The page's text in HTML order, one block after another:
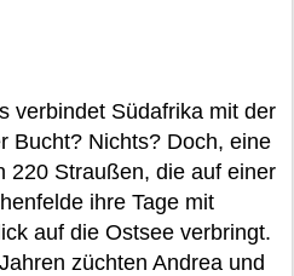
verbindet Südafrika mit der
Bucht? Nichts? Doch, eine
220 Straußen, die auf einer
ihre Tage mit
auf die Ostsee verbringt.
züchten Andrea und